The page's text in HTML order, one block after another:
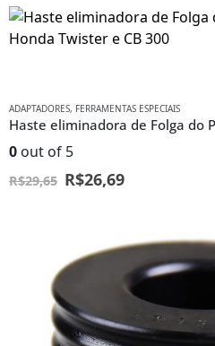
ADAPTADORES, FERRAMENTAS ESPECIAIS
0 out of 5
R$29,65 R$26,69